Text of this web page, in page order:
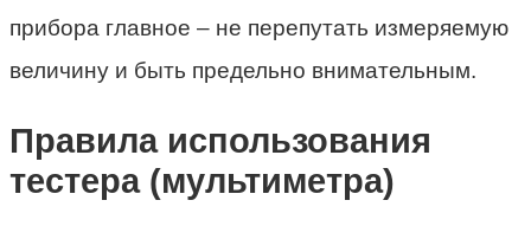
прибора главное – не перепутать измеряемую
величину и быть предельно внимательным.
Правила использования
тестера (мультиметра)